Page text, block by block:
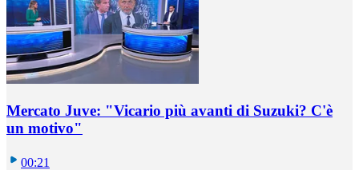
Mercato Juve: "Vicario più avanti di Suzuki? C'è
un motivo"
00:21